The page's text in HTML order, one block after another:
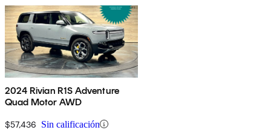
2024 Rivian R1S Adventure
Quad Motor AWD
$57,436 Sin calificación